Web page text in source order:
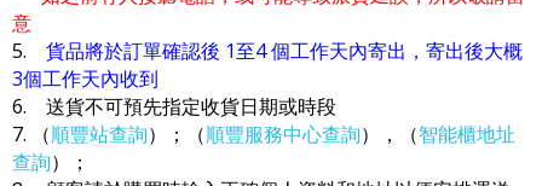
意
5. 貨品將於訂單確認後 1至4 個工作天內寄出，寄出後大概
3個工作天內收到
6. 送貨不可預先指定收貨日期或時段
7. （順豐站查詢）；（順豐服務中心查詢），（智能櫃地址
查詢）；